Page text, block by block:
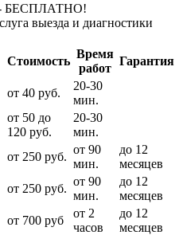
- БЕСПЛАТНО!
выезда и диагностики
Стоимость
Время
работ
Гарантия
от 40 руб.
20-30
мин.
от 50 до
120 руб.
20-30
мин.
от 250 руб.
от 90
мин.
до 12
месяцев
от 250 руб.
от 90
мин.
до 12
месяцев
от 700 руб
от 2
часов
до 12
месяцев